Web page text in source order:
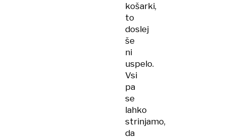
košarki,
to
doslej
še
ni
uspelo.
Vsi
pa
se
lahko
strinjamo,
da